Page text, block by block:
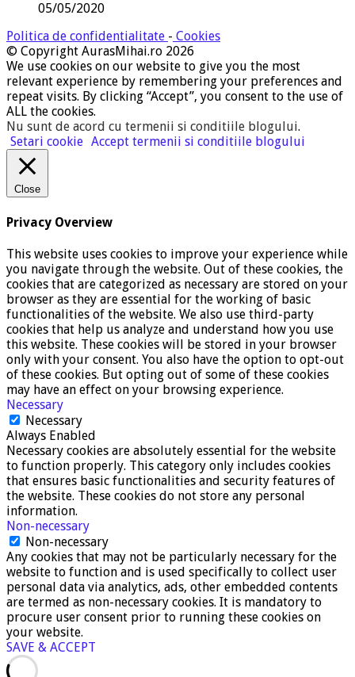
05/05/2020
Politica de confidentialitate - Cookies
© Copyright AurasMihai.ro 2026
We use cookies on our website to give you the most
relevant experience by remembering your preferences and
repeat visits. By clicking “Accept”, you consent to the use of
ALL the cookies.
Nu sunt de acord cu termenii si conditiile blogului.
Setari cookie Accept termenii si conditiile blogului
Close
Privacy Overview
This website uses cookies to improve your experience while
you navigate through the website. Out of these cookies, the
cookies that are categorized as necessary are stored on your
browser as they are essential for the working of basic
functionalities of the website. We also use third-party
cookies that help us analyze and understand how you use
this website. These cookies will be stored in your browser
only with your consent. You also have the option to opt-out
of these cookies. But opting out of some of these cookies
may have an effect on your browsing experience.
Necessary
Necessary
Always Enabled
Necessary cookies are absolutely essential for the website
to function properly. This category only includes cookies
that ensures basic functionalities and security features of
the website. These cookies do not store any personal
information.
Non-necessary
Non-necessary
Any cookies that may not be particularly necessary for the
website to function and is used specifically to collect user
personal data via analytics, ads, other embedded contents
are termed as non-necessary cookies. It is mandatory to
procure user consent prior to running these cookies on
your website.
SAVE & ACCEPT